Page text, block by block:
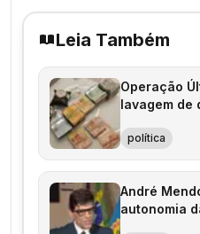
Leia Também
Operação
lavagem de
política
André
autonomia